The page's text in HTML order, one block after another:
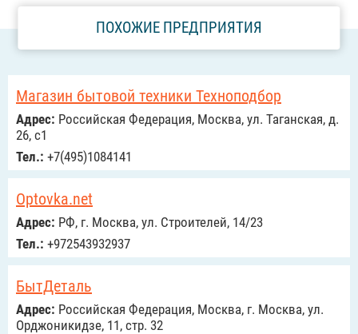
ПОХОЖИЕ ПРЕДПРИЯТИЯ
Магазин бытовой техники Техноподбор
Адрес: Российcкая Федерация, Москва, ул. Таганская, д.
26, с1
Тел.: +7(495)1084141
Optovka.net
Адрес: РФ, г. Москва, ул. Строителей, 14/23
Тел.: +972543932937
БытДеталь
Адрес: Российcкая Федерация, Москва, г. Москва, ул.
Орджоникидзе, 11, стр. 32